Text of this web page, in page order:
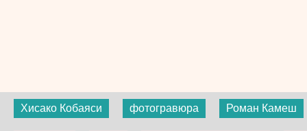
Хисако Кобаяси фотогравюра Роман Камеш